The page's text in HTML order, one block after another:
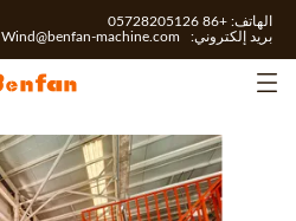
الهاتف: +86 05728205126
بريد إلكتروني: Wind@benfan-machine.com